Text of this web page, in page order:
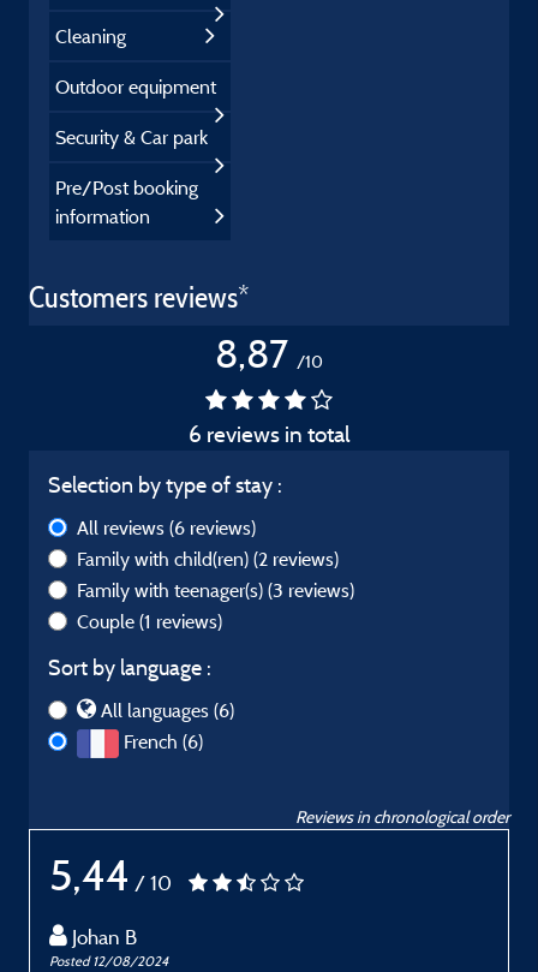
Cleaning
Outdoor equipment
Security & Car park
Pre/Post booking
information
Customers reviews*
8,87 /10
6 reviews in total
Selection by type of stay :
All reviews (6 reviews)
Family with child(ren) (2 reviews)
Family with teenager(s) (3 reviews)
Couple (1 reviews)
Sort by language :
All languages (6)
French (6)
Reviews in chronological order
5,44 / 10
Johan B
Posted 12/08/2024